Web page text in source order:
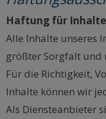
Haftung für Inhalte
Alle Inhalte unseres
größter Sorgfalt und
Für die Richtigkeit,
Inhalte können wir
Als Diensteanbieter